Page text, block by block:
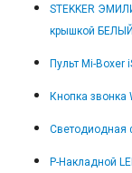
STEKKER
крышкой
Пульт Mi-Boxer
Кнопка звонка
Светодиодная
Р-Накладной